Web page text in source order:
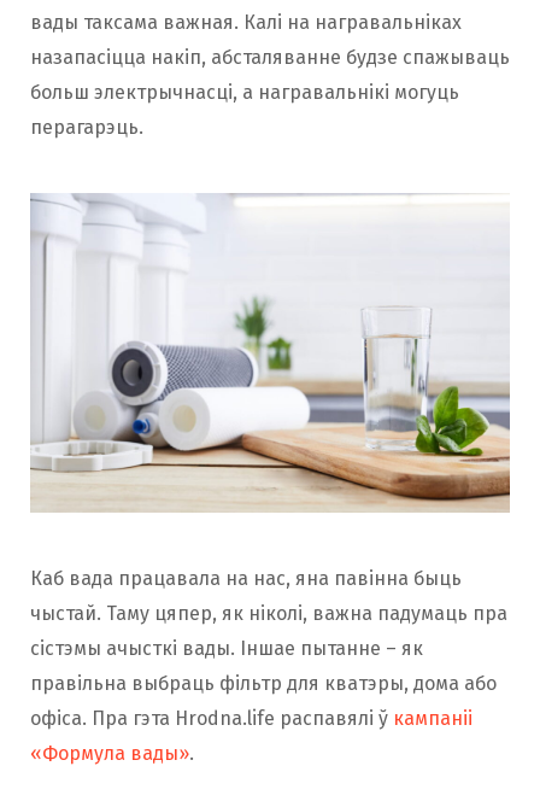
вады таксама важная. Калі на награвальніках
назапасіцца накіп, абсталяванне будзе спажываць
больш электрычнасці, а награвальнікі могуць
перагарэць.
Каб вада працавала на нас, яна павінна быць
чыстай. Таму цяпер, як ніколі, важна падумаць пра
сістэмы ачысткі вады. Іншае пытанне – як
правільна выбраць фільтр для кватэры, дома або
офіса. Пра гэта Hrodna.life распавялі ў кампаніі
«Формула вады».